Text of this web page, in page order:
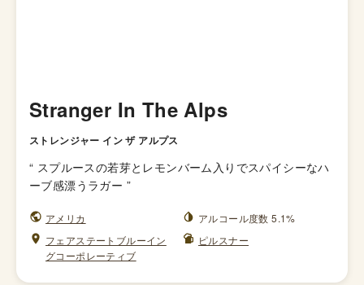
Stranger In The Alps
ストレンジャー イン ザ アルプス
“ スプルースの若芽とレモンバーム入りでスパイシーなハ
ーブ感漂うラガー ”
アメリカ
アルコール度数 5.1%
フェアステートブルーイン
グコーポレーティブ
ピルスナー